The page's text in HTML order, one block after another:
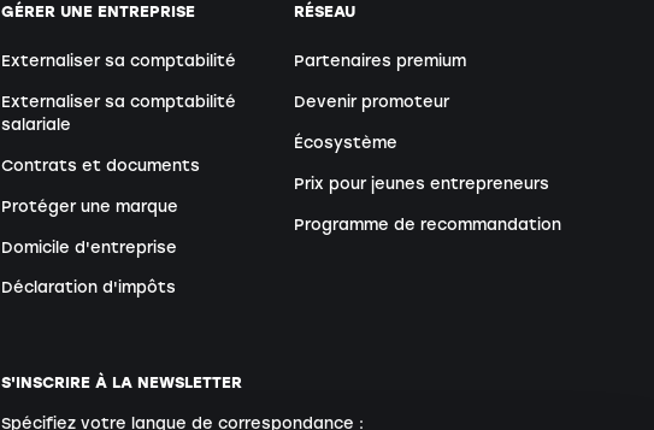
GÉRER UNE ENTREPRISE
Externaliser sa comptabilité
Externaliser sa comptabilité
salariale
Contrats et documents
Protéger une marque
Domicile d'entreprise
Déclaration d'impôts
RÉSEAU
Partenaires premium
Devenir promoteur
Écosystème
Prix pour jeunes entrepreneurs
Programme de recommandation
S'INSCRIRE À LA NEWSLETTER
Spécifiez votre langue de correspondance :